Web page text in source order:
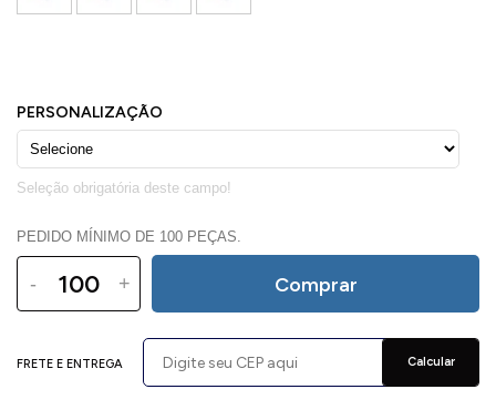
PEDIDO MÍNIMO DE 100 PEÇAS.
- + Comprar
FRETE E ENTREGA Calcular